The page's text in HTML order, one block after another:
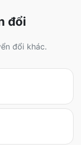
đổi
đổi khác.